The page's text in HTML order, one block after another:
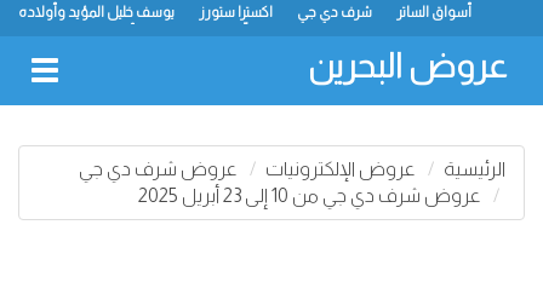
يوسف خليل المؤيد وأولاده اكسترا ستورز شرف دي جي
أسواق الساتر
عروض البحرين
الرئيسية عروض الإلكترونيات
عروض شرف دي جي
عروض شرف دي جي من 10 إلى 23 أبريل 2025